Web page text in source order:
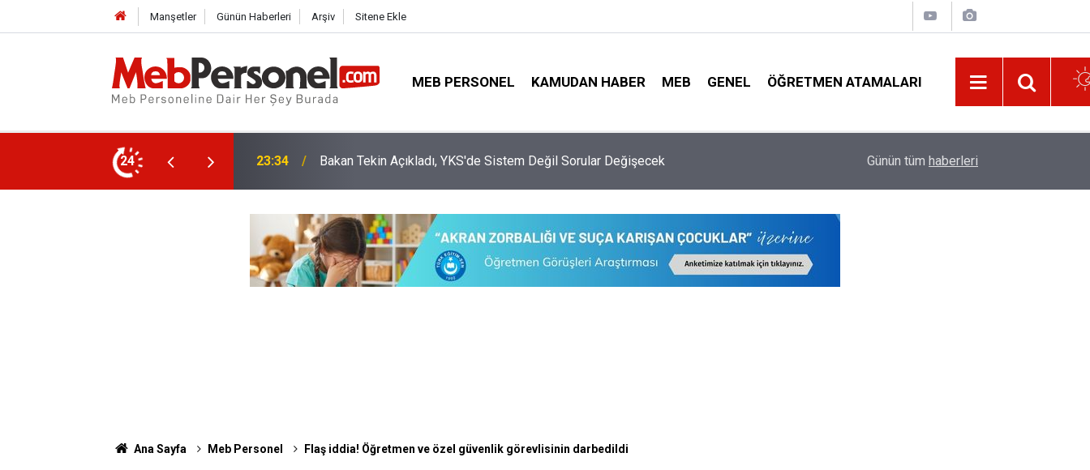
Manşetler Günün Haberleri Arşiv Sitene Ekle
MEB PERSONEL KAMUDAN HABER MEB GENEL ÖĞRETMEN ATAMALARI
24
Değil Sorular Değişecek 23:01
Sürece Nasıl Katılacak?
Öğretmenleri Norm Fazlası Resen Atamadan
Günün tüm haberleri
Ana Sayfa Meb Personel Flaş iddia! Öğretmen ve özel güvenlik görevlisinin darbedildi